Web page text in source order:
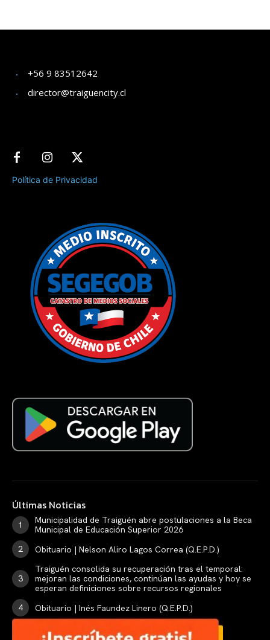
+56 9 83512642
director@traiguencity.cl
Política de Privacidad
Últimas Noticias
Municipalidad de Traiguén abre postulaciones a la Beca
Municipal de Educación Superior 2026
Obituario | Nelson Aliro Lagos Correa (Q.E.P.D.)
Traiguén consolida su recuperación tras el temporal:
mejoran las condiciones, continúan las ayudas y hoy se
esperan definiciones sobre recursos regionales
Obituario | Inés Faundez Linero (Q.E.P.D.)